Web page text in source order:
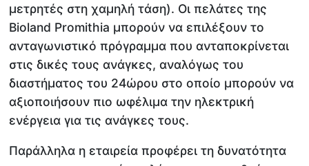
μετρητές στη χαμηλή τάση). Οι πελάτες της
Bioland Promithia μπορούν να επιλέξουν το
ανταγωνιστικό πρόγραμμα που ανταποκρίνεται
στις δικές τους ανάγκες, αναλόγως του
διαστήματος του 24ώρου στο οποίο μπορούν να
αξιοποιήσουν πιο ωφέλιμα την ηλεκτρική
ενέργεια για τις ανάγκες τους.
Παράλληλα η εταιρεία προφέρει τη δυνατότητα